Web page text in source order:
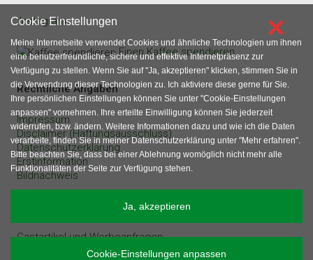
Instagram
Einen Kaffee spendieren
Rechtliche Angaben
Impressum
Disclaimer (Haftungsausschluss)
Datenschutzerklärung
Erstinformation
Bildnachweis
Gastartikel und Werbeanfragen
Inhaltsverzeichnis
×
Cookie Einstellungen
Meine Internetseite verwendet Cookies und ähnliche Technologien um ihnen
eine benutzerfreundliche, sichere und effektive Internetpräsenz zur
Verfügung zu stellen. Wenn Sie auf "Ja, akzeptieren" klicken, stimmen Sie in
die Verwendung dieser Technologien zu. Ich aktiviere diese gerne für Sie.
Ihre persönlichen Einstellungen können Sie unter "Cookie-Einstellungen
anpassen" vornehmen. Ihre erteilte Einwilligung können Sie jederzeit
widerrufen, bzw. ändern. Weitere Informationen dazu und wie ich die Daten
verarbeite, finden Sie in meiner Datenschutzerklärung unter "Mehr erfahren".
Bitte beachten Sie, dass bei einer Ablehnung womöglich nicht mehr alle
Funktionalitäten der Seite zur Verfügung stehen.
Ja, akzeptieren
Cookie-Einstellungen anpassen